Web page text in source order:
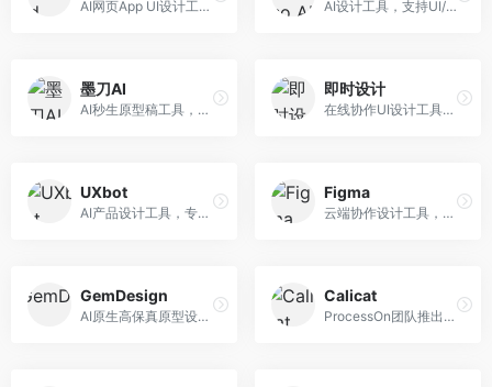
AI网页App UI设计工具，专注于快速界面生成。面向产品经理和设计师，提供线框图转UI、界面生成、设计优化等服务，设计速度快。 AI设计工具，支持UI/UX设计全流程。面向设计师和产品团队，提供界面生成、设计优化、协作评审等服务，国产替代方案，团队协作便捷。
墨刀AI
AI秒生原型稿工具，专注于快速原型设计。面向产品经理和设计师，提供原型生成、交互设计、团队协作等服务，原型制作效率高。
即时设计
在线协作UI设计工具，整合AI设计功能。面向设计师和产品团队，提供界面设计、原型制作、设计资源库等服务，国产协作设计平台。
UXbot
AI产品设计工具，专注于用户体验优化。面向UX设计师，提供用户研究、设计建议、可用性测试等服务，UX设计支持完善。
Figma
云端协作设计工具，整合AI设计辅助功能。面向UI/UX设计师和产品团队，提供界面设计、原型制作、团队协作等服务，协作功能强大，是UI设计领域的标杆产品。
GemDesign
AI原生高保真原型设计工具，专注于智能设计生成。面向设计师，提供界面生成、设计优化、原型制作等服务，设计自动化程度高。
Calicat
ProcessOn团队推出的产设研协作平台，整合设计与协作功能。面向产品团队，提供设计协作、文档管理、团队沟通等服务，产研协作便捷。